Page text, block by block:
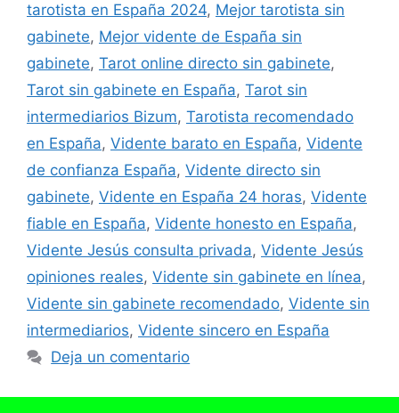
tarotista en España 2024, Mejor tarotista sin
gabinete, Mejor vidente de España sin
gabinete, Tarot online directo sin gabinete,
Tarot sin gabinete en España, Tarot sin
intermediarios Bizum, Tarotista recomendado
en España, Vidente barato en España, Vidente
de confianza España, Vidente directo sin
gabinete, Vidente en España 24 horas, Vidente
fiable en España, Vidente honesto en España,
Vidente Jesús consulta privada, Vidente Jesús
opiniones reales, Vidente sin gabinete en línea,
Vidente sin gabinete recomendado, Vidente sin
intermediarios, Vidente sincero en España
Deja un comentario